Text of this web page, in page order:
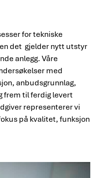
for tekniske
det gjelder nytt utstyr
anlegg. Våre
med
anbudsgrunnlag,
frem til ferdig levert
representerer vi
på kvalitet, funksjon